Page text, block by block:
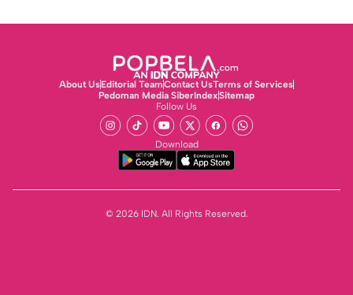
About UsEditorial TeamContact UsTerms of Services
Pedoman Media SiberIndexSitemap
Follow Us
Download
© 2026 IDN. All Rights Reserved.